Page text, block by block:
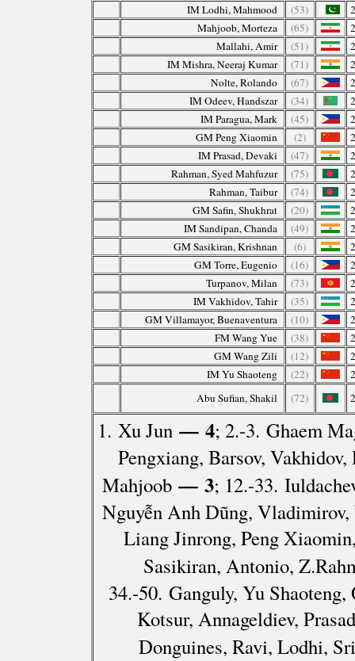
IM Lodhi, Mahmood
(53)
Mahjoob, Morteza
(65)
Mallahi, Amir
(51)
IM Mishra, Neeraj Kumar
(71)
Nolte, Rolando
(67)
IM Odeev, Handszar
(34)
IM Paragua, Mark
(45)
GM Peng Xiaomin
(2)
IM Prasad, Devaki
(47)
Rahman, Syed Mahfuzur
(75)
Rahman, Taibur
(74)
GM Safin, Shukhrat
(20)
IM Sandipan, Chanda
(49)
GM Sasikiran, Krishnan
(6)
GM Torre, Eugenio
(16)
Turpanov, Milan
(73)
IM Vakhidov, Tahir
(35)
GM Villamayor, Buenaventura
(10)
FM Wang Yue
(38)
GM Wang Zili
(12)
IM Yu Shaoteng
(22)
Abu Sufian, Shakil
(72)
1. Xu Jun— 4; 2.-3. Ghaem
Pengxiang, Barsov,
Mahjoob— 3; 12.-33.
Nguyễn Anh Dũng,
Liang Jinrong, Peng
Sasikiran, Antonio,
34.-50. Ganguly, Yu
Kotsur, Annageldiev,
Donguines, Ravi, Lodhi,